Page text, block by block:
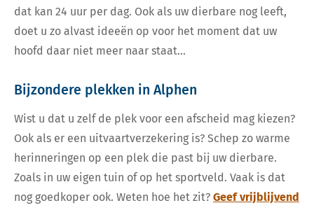
dat kan 24 uur per dag. Ook als uw dierbare nog leeft,
doet u zo alvast ideeën op voor het moment dat uw
hoofd daar niet meer naar staat…
Bijzondere plekken in Alphen
Wist u dat u zelf de plek voor een afscheid mag kiezen?
Ook als er een uitvaartverzekering is? Schep zo warme
herinneringen op een plek die past bij uw dierbare.
Zoals in uw eigen tuin of op het sportveld. Vaak is dat
nog goedkoper ook. Weten hoe het zit? Geef vrijblijvend